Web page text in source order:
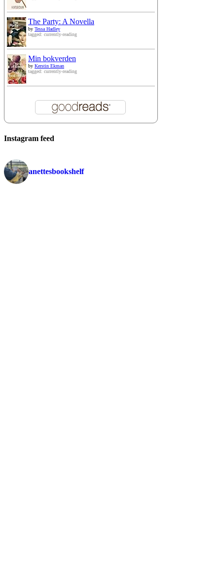
The Party: A Novella
by Tessa Hadley
tagged: currently-reading
Min bokverden
by Kerstin Ekman
tagged: currently-reading
Instagram feed
anettesbookshelf